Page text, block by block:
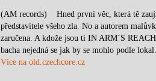
(AM records) Hned první věc, která tě
představitele všeho zla. No a autorem
zaručena. A kdože jsou ti IN ARM´S
bacha nejedná se jak by se mohlo podle
Více na old.czechcore.cz